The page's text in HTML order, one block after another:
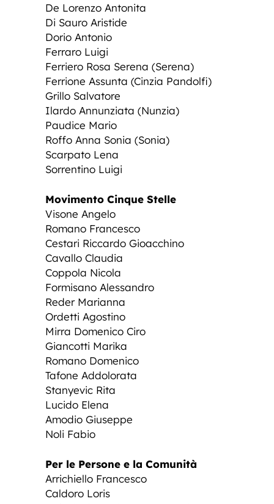
De Lorenzo Antonita
Di Sauro Aristide
Dorio Antonio
Ferraro Luigi
Ferriero Rosa Serena (Serena)
Ferrione Assunta (Cinzia Pandolfi)
Grillo Salvatore
Ilardo Annunziata (Nunzia)
Paudice Mario
Roffo Anna Sonia (Sonia)
Scarpato Lena
Sorrentino Luigi
Movimento Cinque Stelle
Visone Angelo
Romano Francesco
Cestari Riccardo Gioacchino
Cavallo Claudia
Coppola Nicola
Formisano Alessandro
Reder Marianna
Ordetti Agostino
Mirra Domenico Ciro
Giancotti Marika
Romano Domenico
Tafone Addolorata
Stanyevic Rita
Lucido Elena
Amodio Giuseppe
Noli Fabio
Per le Persone e la Comunità
Arrichiello Francesco
Caldoro Loris